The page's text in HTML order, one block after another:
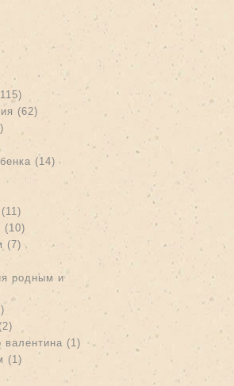
TTC-2 filter
filter
filterApply Без повода filter
filter
(62) Apply День рождения filter
Apply Свадьба filter
filter
(14) Apply Рождение ребенка filter
Apply Юбилей filter
Apply Любовь filter
filterApply Поздравляю filter
filter
(10) Apply Молодежные filter
filter
(7) Apply Поздравляем filter
родным и близким filter
родным и
Поздравления родным и близким filter
filter
Apply Для детей filter
filter
валентина filter
валентина (1) Apply день святого
валентина filter
filter
(1) Apply с праздником filter